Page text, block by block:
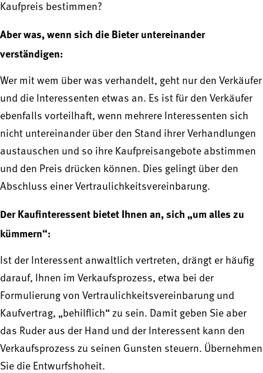
Kaufpreis bestimmen?
Aber was, wenn sich die Bieter untereinander
verständigen:
Wer mit wem über was verhandelt, geht nur den Verkäufer
und die Interessenten etwas an. Es ist für den Verkäufer
ebenfalls vorteilhaft, wenn mehrere Interessenten sich
nicht untereinander über den Stand ihrer Verhandlungen
austauschen und so ihre Kaufpreisangebote abstimmen
und den Preis drücken können. Dies gelingt über den
Abschluss einer Vertraulichkeitsvereinbarung.
Der Kaufinteressent bietet Ihnen an, sich „um alles zu
kümmern“:
Ist der Interessent anwaltlich vertreten, drängt er häufig
darauf, Ihnen im Verkaufsprozess, etwa bei der
Formulierung von Vertraulichkeitsvereinbarung und
Kaufvertrag, „behilflich“ zu sein. Damit geben Sie aber
das Ruder aus der Hand und der Interessent kann den
Verkaufsprozess zu seinen Gunsten steuern. Übernehmen
Sie die Entwurfshoheit.